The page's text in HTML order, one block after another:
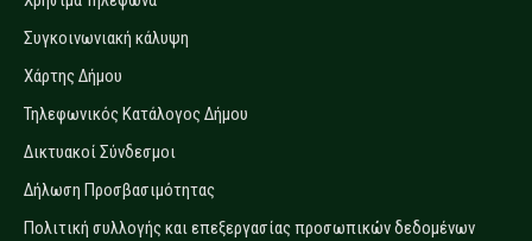
Συγκοινωνιακή κάλυψη
Χάρτης Δήμου
Τηλεφωνικός Κατάλογος Δήμου
Δικτυακοί Σύνδεσμοι
Δήλωση Προσβασιμότητας
Πολιτική συλλογής και επεξεργασίας προσωπικών δεδομένων